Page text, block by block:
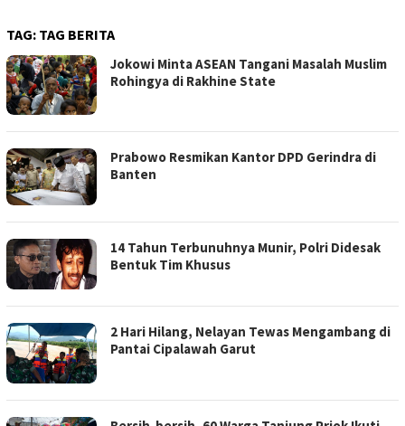
TAG: TAG BERITA
Jokowi Minta ASEAN Tangani Masalah Muslim
Rohingya di Rakhine State
Prabowo Resmikan Kantor DPD Gerindra di
Banten
14 Tahun Terbunuhnya Munir, Polri Didesak
Bentuk Tim Khusus
2 Hari Hilang, Nelayan Tewas Mengambang di
Pantai Cipalawah Garut